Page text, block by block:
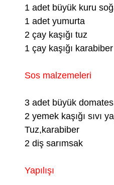
1 adet büyük kuru
1 adet yumurta
2 çay kaşığı tuz
1 çay kaşığı karabiber
Sos malzemeleri
3 adet büyük domates
2 yemek kaşığı sıvı
Tuz,karabiber
2 diş sarımsak
Yapılışı